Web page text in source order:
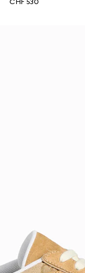
CHF 530